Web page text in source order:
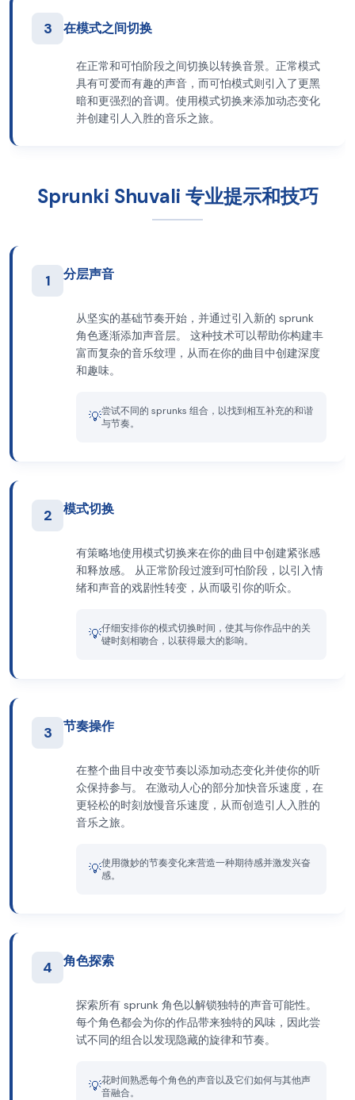
3 在模式之间切换
在正常和可怕阶段之间切换以转换音景。正常模式
具有可爱而有趣的声音，而可怕模式则引入了更黑
暗和更强烈的音调。使用模式切换来添加动态变化
并创建引人入胜的音乐之旅。
Sprunki Shuvali 专业提示和技巧
1 分层声音
从坚实的基础节奏开始，并通过引入新的 sprunk
角色逐渐添加声音层。 这种技术可以帮助你构建丰
富而复杂的音乐纹理，从而在你的曲目中创建深度
和趣味。
💡尝试不同的 sprunks 组合，以找到相互补充的和谐
与节奏。
2 模式切换
有策略地使用模式切换来在你的曲目中创建紧张感
和释放感。 从正常阶段过渡到可怕阶段，以引入情
绪和声音的戏剧性转变，从而吸引你的听众。
💡仔细安排你的模式切换时间，使其与你作品中的关
键时刻相吻合，以获得最大的影响。
3 节奏操作
在整个曲目中改变节奏以添加动态变化并使你的听
众保持参与。 在激动人心的部分加快音乐速度，在
更轻松的时刻放慢音乐速度，从而创造引人入胜的
音乐之旅。
💡使用微妙的节奏变化来营造一种期待感并激发兴奋
感。
4 角色探索
探索所有 sprunk 角色以解锁独特的声音可能性。
每个角色都会为你的作品带来独特的风味，因此尝
试不同的组合以发现隐藏的旋律和节奏。
💡花时间熟悉每个角色的声音以及它们如何与其他声
音融合。